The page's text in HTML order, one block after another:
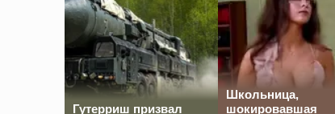
Гутерриш призвал
Школьница,
шокировавшая